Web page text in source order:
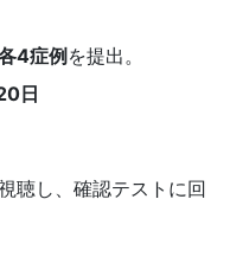
4症例 を提出。
日
し、確認テストに回